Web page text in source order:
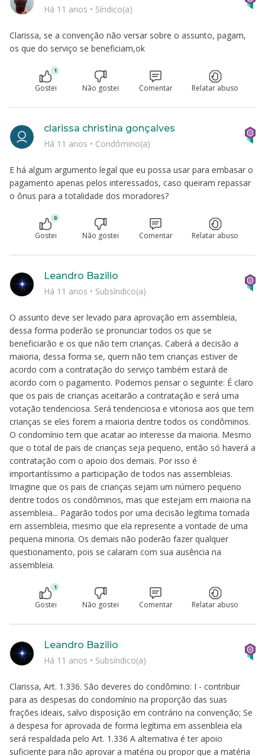
Clarissa, se a convenção não versar sobre o assunto, pagam,
os que do serviço se beneficiam,ok
Há 11 anos • Síndico(a)
1
Gostei Não gostei Comentar Relatar abuso
E há algum argumento legal que eu possa usar para embasar o
pagamento apenas pelos interessados, caso queiram repassar
o ônus para a totalidade dos moradores?
clarissa christina gonçalves
Há 11 anos • Condômino(a)
0
Gostei Não gostei Comentar Relatar abuso
O assunto deve ser levado para aprovação em assembleia,
dessa forma poderão se pronunciar todos os que se
beneficiarão e os que não tem crianças. Caberá a decisão a
maioria, dessa forma se, quem não tem crianças estiver de
acordo com a contratação do serviço também estará de
acordo com o pagamento. Podemos pensar o seguinte: É claro
que os pais de crianças aceitarão a contratação e será uma
votação tendenciosa. Será tendenciosa e vitoriosa aos que tem
crianças se eles forem a maioria dentre todos os condôminos.
O condomínio tem que acatar ao interesse da maioria. Mesmo
que o total de pais de crianças seja pequeno, então só haverá a
contratação com o apoio dos demais. Por isso é
importantíssimo a participação de todos nas assembleias.
Imagine que os pais de crianças sejam um número pequeno
dentre todos os condôminos, mas que estejam em maioria na
assembleia... Pagarão todos por uma decisão legítima tomada
em assembleia, mesmo que ela represente a vontade de uma
pequena minoria. Os demais não poderão fazer qualquer
questionamento, pois se calaram com sua ausência na
assembleia.
Leandro Bazilio
Há 11 anos • Subsíndico(a)
1
Gostei Não gostei Comentar Relatar abuso
Clarissa, Art. 1.336. São deveres do condômino: I - contribuir
para as despesas do condomínio na proporção das suas
frações ideais, salvo disposição em contrário na convenção; Se
a despesa for aprovada de forma legítima em assenbleia ela
será respaldada pelo Art. 1.336 A alternativa é ter apoio
suficiente para não aprovar a matéria ou propor que a matéria
Leandro Bazilio
Há 11 anos • Subsíndico(a)